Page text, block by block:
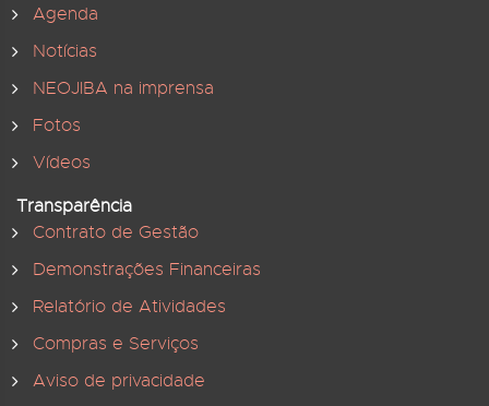
Agenda
Notícias
NEOJIBA na imprensa
Fotos
Vídeos
Transparência
Contrato de Gestão
Demonstrações Financeiras
Relatório de Atividades
Compras e Serviços
Aviso de privacidade